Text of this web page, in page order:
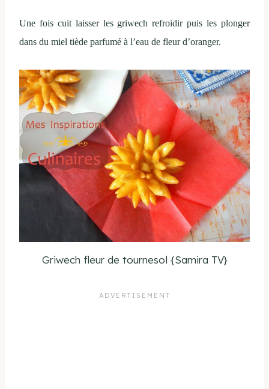
Une fois cuit laisser les griwech refroidir puis les plonger
dans du miel tiède parfumé à l’eau de fleur d’oranger.
Griwech fleur de tournesol {Samira TV}